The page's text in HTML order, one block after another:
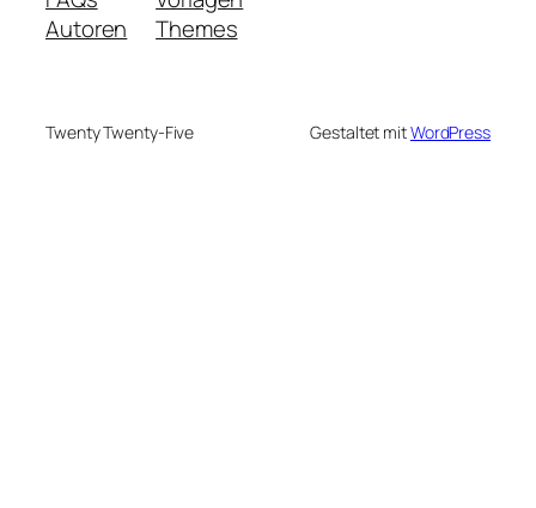
Autoren
Themes
Twenty Twenty-Five Gestaltet mitWordPress